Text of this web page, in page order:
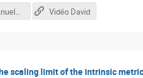
Vidéo David
scaling limit of the intrinsic